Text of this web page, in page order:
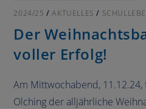
2024/25 /AKTUELLES /
Der
voller Erfolg!
Am Mittwochabend,
Olching der alljährliche